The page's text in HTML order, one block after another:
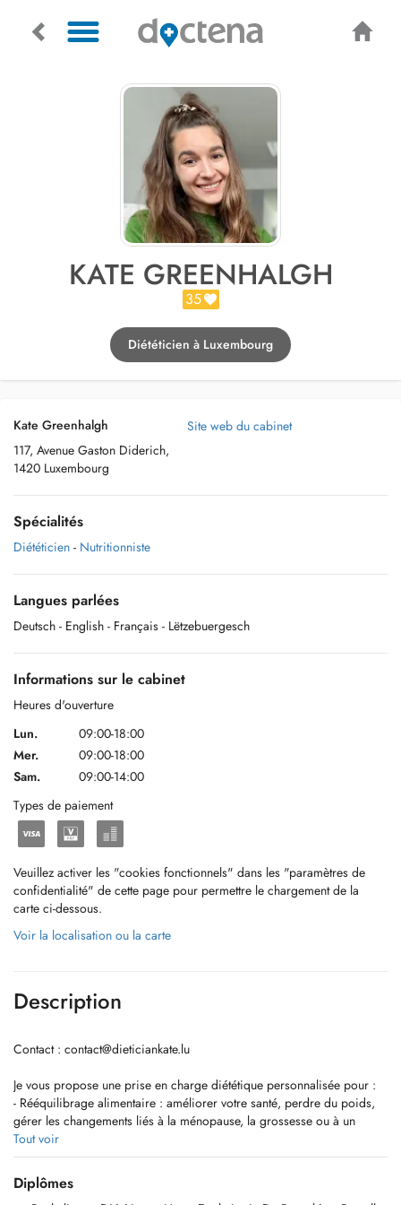
KATE GREENHALGH
35
Diététicien à Luxembourg
Kate Greenhalgh
117, Avenue Gaston Diderich,
1420 Luxembourg
Site web du cabinet
Spécialités
Diététicien - Nutritionniste
Langues parlées
Deutsch - English - Français - Lëtzebuergesch
Informations sur le cabinet
Heures d'ouverture
Lun.
09:00-18:00
Mer.
09:00-18:00
Sam.
09:00-14:00
Types de paiement
Veuillez activer les "cookies fonctionnels" dans les "paramètres de
confidentialité" de cette page pour permettre le chargement de la
carte ci-dessous.
Voir la localisation ou la carte
Description
Contact : contact@dieticiankate.lu
Je vous propose une prise en charge diététique personnalisée pour :
- Rééquilibrage alimentaire : améliorer votre santé, perdre du poids,
gérer les changements liés à la ménopause, la grossesse ou à un
nouveau mode de vie.
- Régimes adaptés à des pathologies : diabète de type 2 ou diabète
gestationnel, syndrome métabolique, , hypertension artérielle,
ostéoporose, allergies et intolérances alimentaires, maladies
Tout voir
Diplômes